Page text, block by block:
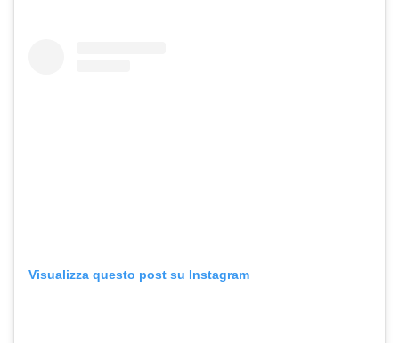
Visualizza questo post su Instagram